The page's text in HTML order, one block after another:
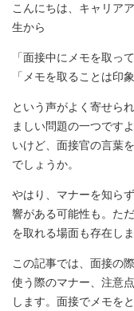
こんにちは、キャリア
生から
「面接中にメモを取っ
「メモを取ることは印
という声がよく寄せら
ましい問題の一つです
いけど、面接官の言葉
でしょうか。
やはり、マナーを知ら
響がある可能性も。た
を取れる場面も存在しま
この記事では、面接の
使う際のマナー、注意
します。面接でメモを